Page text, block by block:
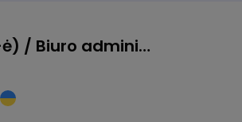
Pardavimų vadybininkas (-ė) / Biuro administratorius (-ė) (B2B)